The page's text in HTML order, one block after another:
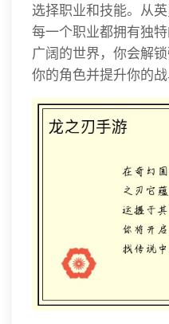
选择职业和技能。从
每一个职业都拥有独
广阔的世界，你会解
你的角色并提升你的战